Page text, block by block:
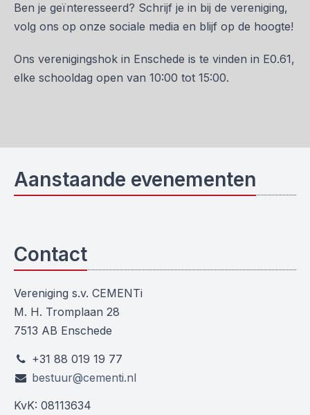
Ben je geïnteresseerd? Schrijf je in bij de vereniging,
volg ons op onze sociale media en blijf op de hoogte!
Ons verenigingshok in Enschede is te vinden in E0.61,
elke schooldag open van 10:00 tot 15:00.
Aanstaande evenementen
Contact
Vereniging s.v. CEMENTi
M. H. Tromplaan 28
7513 AB Enschede
+31 88 019 19 77
bestuur@cementi.nl
KvK: 08113634